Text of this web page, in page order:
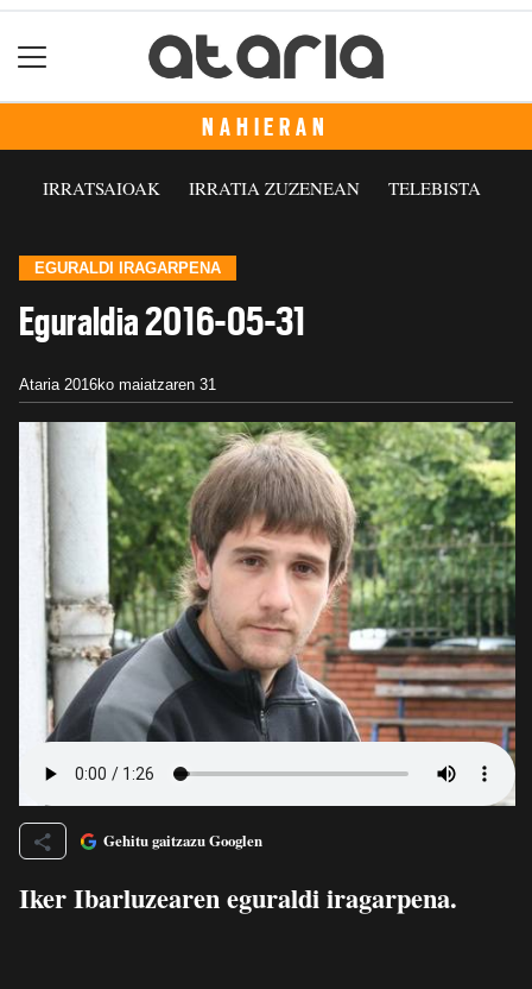
NAHIERAN
IRRATSAIOAK IRRATIA ZUZENEAN TELEBISTA
EGURALDI IRAGARPENA
Eguraldia 2016-05-31
Ataria 2016ko maiatzaren 31
Gehitu gaitzazu Googlen
Iker Ibarluzearen eguraldi iragarpena.